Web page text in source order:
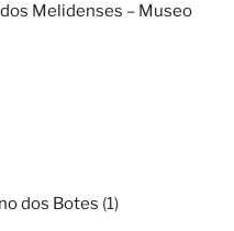
Melidenses – Museo
dos Botes (1)